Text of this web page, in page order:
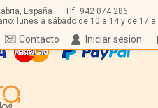
España Tlf: 942 074 286
lunes a sábado de 10 a 14 y de 17 a
Iniciar sesión
Contacto